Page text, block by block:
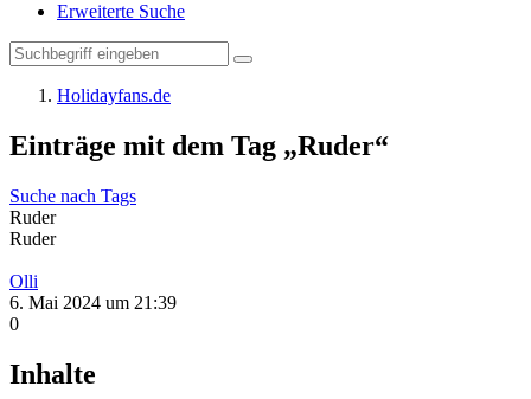
Erweiterte Suche
Holidayfans.de
Einträge mit dem Tag „Ruder“
Suche nach Tags
Ruder
Ruder
Olli
6. Mai 2024 um 21:39
0
Inhalte